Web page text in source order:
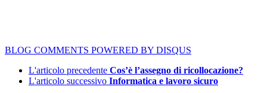
BLOG COMMENTS POWERED BY DISQUS
L'articolo precedente Cos’è l’assegno di ricollocazione?
L'articolo successivo Informatica e lavoro sicuro